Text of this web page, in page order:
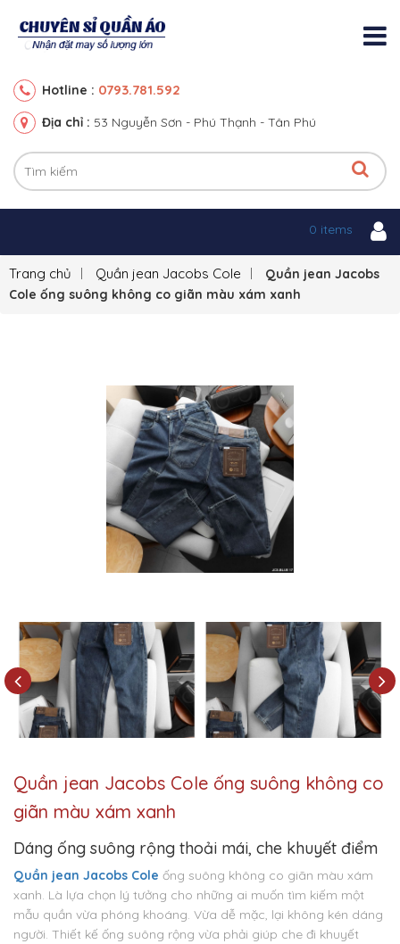
Hotline : 0793.781.592
Địa chỉ : 53 Nguyễn Sơn - Phú Thạnh - Tân Phú
0 items
Trang chủ Quần jean Jacobs Cole
Quần jean Jacobs
Cole ống suông không co giãn màu xám xanh
Quần jean Jacobs Cole ống suông không co
giãn màu xám xanh
Dáng ống suông rộng thoải mái, che khuyết điểm
Quần jean Jacobs Cole ống suông không co giãn màu xám
xanh. Là lựa chọn lý tưởng cho những ai muốn tìm kiếm một
mẫu quần vừa phóng khoáng. Vừa dễ mặc, lại không kén dáng
người. Thiết kế ống suông rộng vừa phải giúp che đi khuyết